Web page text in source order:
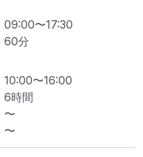
09:00〜17:30
60分
10:00〜16:00
6時間
〜
〜